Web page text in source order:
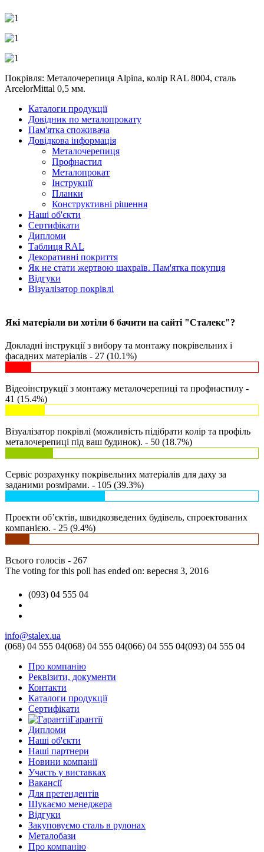
Покрівля: Металочерепиця Alpina, колір RAL 8004, сталь
ArcelorMittal 0,5 мм.
Каталоги продукції
Довідник по металопрокату
Пам'ятка споживача
Довідкова інформація
Металочерепиця
Профнастил
Металопрокат
Інструкції
Планки
Конструктивні рішення
Наші об'єкти
Сертифікати
Дипломи
Таблиця RAL
Декоративні покриття
Як не стати жертвою шахраїв. Пам'ятка покупця
Відгуки
Візуалізатор покрівлі
Які матеріали ви хотіли б бачити на сайті "Сталекс"?
Докладні інструкції з вибору та монтажу покрівельних і
фасадних матеріалів - 27 (10.1%)
Відеоінструкції з монтажу металочерепиці та профнастилу -
41 (15.4%)
Візуалізатор покрівлі (можливість підібрати колір та профіль
металочерепиці під ваш будинок). - 50 (18.7%)
Сервіс розрахунку покрівельних матеріалів для даху за
заданими розмірами. - 105 (39.3%)
Проекти об’єктів, швидкозведених будівель, спроектованих
компанією. - 25 (9.4%)
Всього голосів - 267
The voting for this poll has ended on: вересня 3, 2016
(093) 04 555 04
info@stalex.ua
(068) 04 555 04(068) 04 555 04(066) 04 555 04(093) 04 555 04
Про компанію
Реквізити, документи
Контакти
Каталоги продукції
Сертифікати
Гарантії
Дипломи
Наші об'єкти
Наші партнери
Новини компанії
Участь у виставках
Вакансії
Для претендентів
Шукаємо менеджера
Відгуки
Закуповуємо сталь в рулонах
Металобази
Про компанію